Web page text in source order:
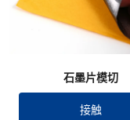
石墨片模切
接触